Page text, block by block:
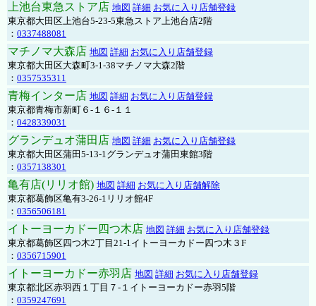
上池台東急ストア店 地図 詳細 お気に入り店舗登録
東京都大田区上池台5-23-5東急ストア上池台店2階
： 0337488081
マチノマ大森店 地図 詳細 お気に入り店舗登録
東京都大田区大森町3-1-38マチノマ大森2階
： 0357535311
青梅インター店 地図 詳細 お気に入り店舗登録
東京都青梅市新町６-１６-１１
： 0428339031
グランデュオ蒲田店 地図 詳細 お気に入り店舗登録
東京都大田区蒲田5-13-1グランデュオ蒲田東館3階
： 0357138301
亀有店(リリオ館) 地図 詳細 お気に入り店舗解除
東京都葛飾区亀有3-26-1リリオ館4F
： 0356506181
イトーヨーカドー四つ木店 地図 詳細 お気に入り店舗登録
東京都葛飾区四つ木2丁目21-1イトーヨーカドー四つ木３F
： 0356715901
イトーヨーカドー赤羽店 地図 詳細 お気に入り店舗登録
東京都北区赤羽西１丁目７-１イトーヨーカドー赤羽5階
： 0359247691